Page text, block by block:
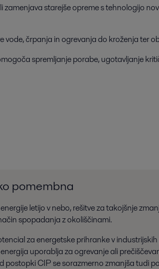
starejše opreme s tehnologijo
črpanja in ogrevanja do kroženja ter
spremljanje porabe, ugotavljanje
pomembna
letijo v nebo, rešitve za takojšnje
spopadanja z okoliščinami.
za energetske prihranke v
uporablja za ogrevanje ali
CIP se sorazmerno zmanjša tudi